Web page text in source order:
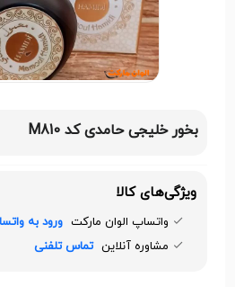
بخور خلیجی حامدی کد M810
ویژگی‌های کالا
واتساپ الوان مارکت ورود به
مشاوره آنلاین تماس تلفنی